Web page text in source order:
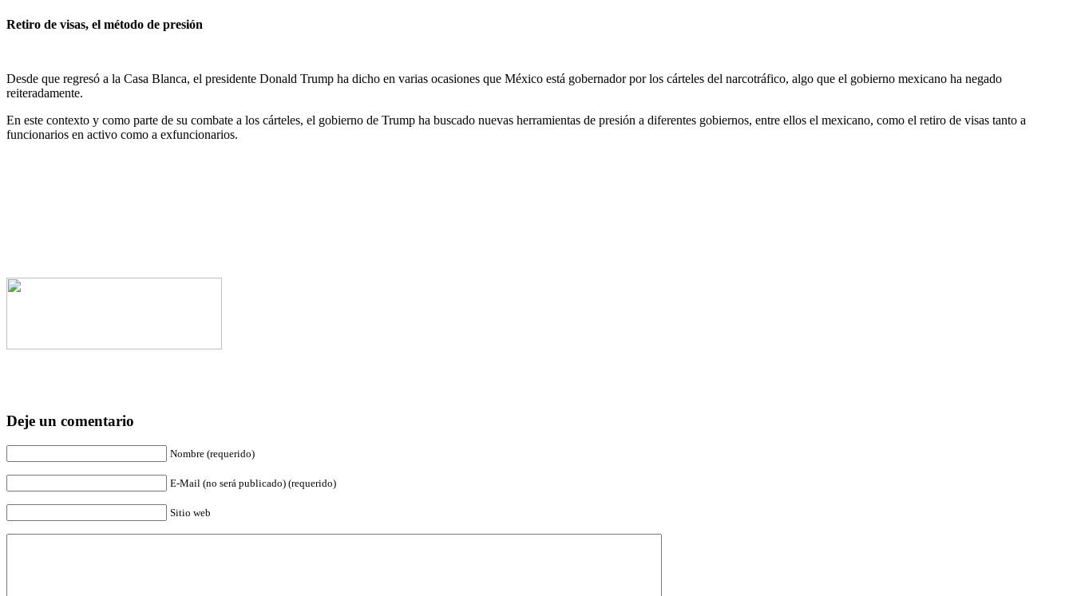
Retiro de visas, el método de presión
Desde que regresó a la Casa Blanca, el presidente Donald Trump ha dicho en varias ocasiones que México está gobernador por los cárteles del narcotráfico, algo que el gobierno mexicano ha negado
reiteradamente.
En este contexto y como parte de su combate a los cárteles, el gobierno de Trump ha buscado nuevas herramientas de presión a diferentes gobiernos, entre ellos el mexicano, como el retiro de visas tanto a
funcionarios en activo como a exfuncionarios.
Deje un comentario
Nombre (requerido)
E-Mail (no será publicado) (requerido)
Sitio web